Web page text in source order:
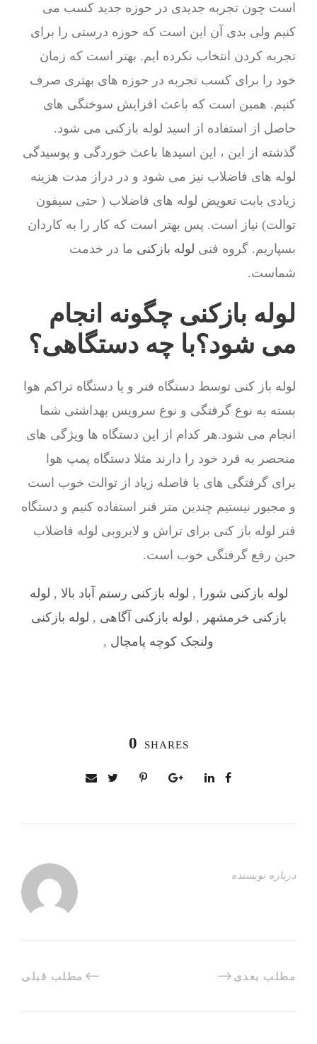
است چون تجربه جدیدی در حوزه جدید کسب می
کنیم ولی بدی آن این است که حوزه درستی را برای
تجربه کردن انتخاب نکرده ایم. بهتر است که زمان
خود را برای کسب تجربه در حوزه های بهتری صرف
کنیم. همین است که باعث افزایش سوختگی های
حاصل از استفاده از اسید لوله بازکنی می شود.
گذشته از این ، این اسیدها باعث خوردگی و پوسیدگی
لوله های فاضلاب نیز می شود و در دراز مدت هزینه
زیادی بابت تعویض لوله های فاضلاب ( حتی سیفون
توالت) نیاز است. پس بهتر است که کار را به کاردان
بسپاریم. گروه فنی لوله بازکنی ما در خدمت
شماست.
لوله بازکنی چگونه انجام
می شود؟با چه دستگاهی؟
لوله باز کنی توسط دستگاه فنر و یا دستگاه تراکم هوا
بسته به نوع گرفتگی و نوع سرویس بهداشتی شما
انجام می شود.هر کدام از این دستگاه ها ویژگی های
منحصر به فرد خود را دارند مثلا دستگاه پمپ هوا
برای گرفتگی های با فاصله زیاد از توالت خوب است
و مجبور نیستیم چندین متر فنر استفاده کنیم و دستگاه
فنر لوله باز کنی برای تراش و لایروبی لوله فاضلاب
حین رفع گرفتگی خوب است.
لوله بازکنی شورا , لوله بازکنی رستم آباد بالا , لوله
بازکنی خرمشهر , لوله بازکنی آگاهی , لوله بازکنی
ولنجک کوچه پامچال ,
0 SHARES
درباره نویسنده
مطلب قبلی مطلب بعدی